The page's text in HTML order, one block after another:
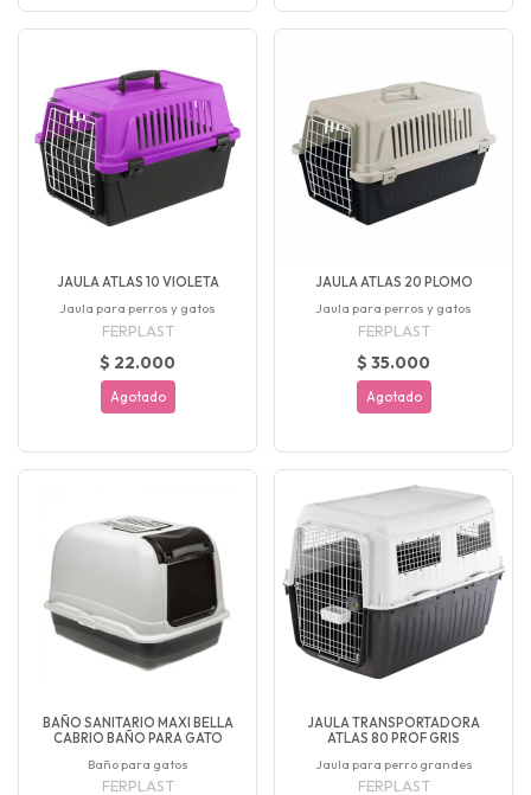
JAULA ATLAS 10 VIOLETA
Jaula para perros y gatos
FERPLAST
$ 22.000
Agotado
JAULA ATLAS 20 PLOMO
Jaula para perros y gatos
FERPLAST
$ 35.000
Agotado
BAÑO SANITARIO MAXI BELLA
CABRIO BAÑO PARA GATO
Baño para gatos
FERPLAST
JAULA TRANSPORTADORA
ATLAS 80 PROF GRIS
Jaula para perro grandes
FERPLAST